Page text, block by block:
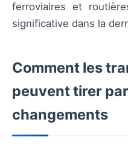
ferroviaires et
significative dans la
Comment les
peuvent tirer
changements